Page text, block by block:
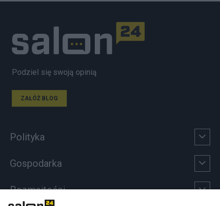
Podziel się swoją opinią
ZAŁÓŻ BLOG
Polityka
Gospodarka
Rozmaitości